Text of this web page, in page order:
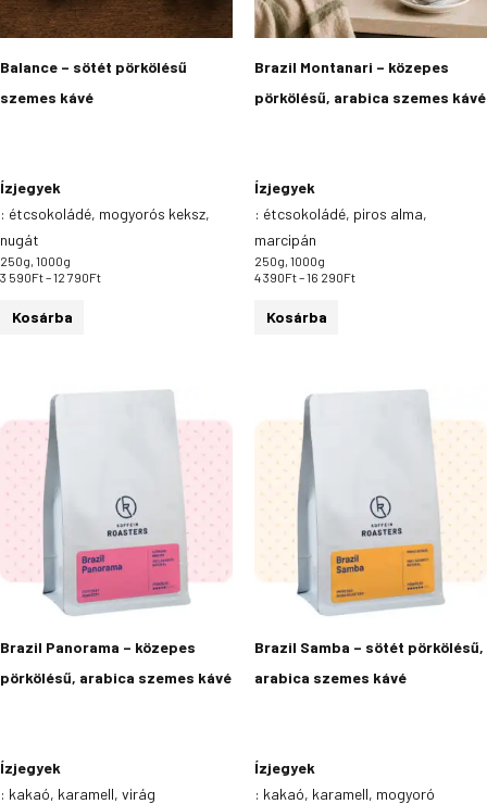
Balance – sötét pörkölésű
szemes kávé
Ízjegyek
: étcsokoládé, mogyorós keksz,
nugát
250g, 1000g
3 590Ft–12 790Ft
Kosárba
a
választhatók
ki
Brazil Montanari – közepes
pörkölésű, arabica szemes kávé
Ízjegyek
: étcsokoládé, piros alma,
marcipán
250g, 1000g
4 390Ft–16 290Ft
Kosárba
a
választhatók
ki
Brazil Panorama – közepes
pörkölésű, arabica szemes kávé
Ízjegyek
: kakaó, karamell, virág
Ártartomány:
Ennek
variációja
van.
A
változatok
a
választhatók
ki
Brazil Samba – sötét pörkölésű,
arabica szemes kávé
Ízjegyek
: kakaó, karamell, mogyoró
Ártartomány:
Ennek
variációja
van.
A
változatok
a
választhatók
ki